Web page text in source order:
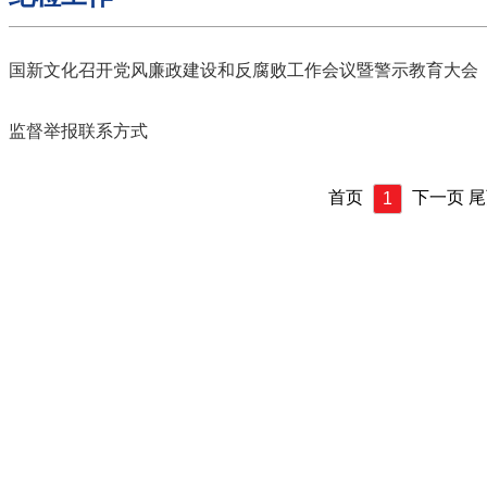
国新文化召开党风廉政建设和反腐败工作会议暨警示教育大会
监督举报联系方式
首页 1 下一页